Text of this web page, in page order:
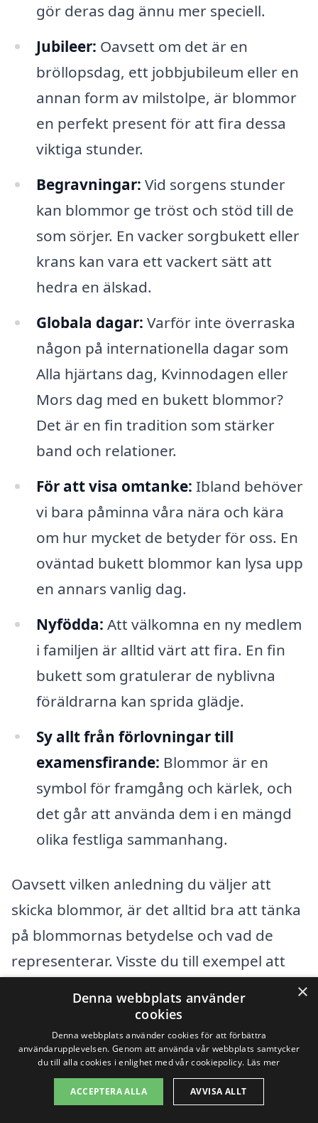
gör deras dag ännu mer speciell.
Jubileer: Oavsett om det är en
bröllopsdag, ett jobbjubileum eller en
annan form av milstolpe, är blommor
en perfekt present för att fira dessa
viktiga stunder.
Begravningar: Vid sorgens stunder
kan blommor ge tröst och stöd till de
som sörjer. En vacker sorgbukett eller
krans kan vara ett vackert sätt att
hedra en älskad.
Globala dagar: Varför inte överraska
någon på internationella dagar som
Alla hjärtans dag, Kvinnodagen eller
Mors dag med en bukett blommor?
Det är en fin tradition som stärker
band och relationer.
För att visa omtanke: Ibland behöver
vi bara påminna våra nära och kära
om hur mycket de betyder för oss. En
oväntad bukett blommor kan lysa upp
en annars vanlig dag.
Nyfödda: Att välkomna en ny medlem
i familjen är alltid värt att fira. En fin
bukett som gratulerar de nyblivna
föräldrarna kan sprida glädje.
Sy allt från förlovningar till
examensfirande: Blommor är en
symbol för framgång och kärlek, och
det går att använda dem i en mängd
olika festliga sammanhang.
Oavsett vilken anledning du väljer att
skicka blommor, är det alltid bra att tänka
på blommornas betydelse och vad de
representerar. Visste du till exempel att
olika blommor har olika betydelser? Rosor
symboliserar kärlek, medan solsken och
tulpaner kan betyda vänskap och glädje.
Genom att välja rätt sort kan du förstärka
budskapet du vill skicka.
×
Denna webbplats använder
cookies
Denna webbplats använder cookies för att förbättra
användarupplevelsen. Genom att använda vår webbplats samtycker
du till alla cookies i enlighet med vår cookiepolicy. Läs mer
ACCEPTERA ALLA AVVISA ALLT